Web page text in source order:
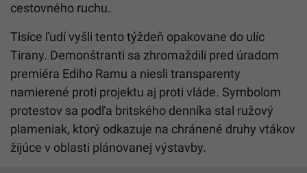
cestovného ruchu.
Tisíce ľudí vyšli tento týždeň opakovane do ulíc
Tirany. Demonštranti sa zhromaždili pred úradom
premiéra Ediho Ramu a niesli transparenty
namierené proti projektu aj proti vláde. Symbolom
protestov sa podľa britského denníka stal ružový
plameniak, ktorý odkazuje na chránené druhy vtákov
žijúce v oblasti plánovanej výstavby.